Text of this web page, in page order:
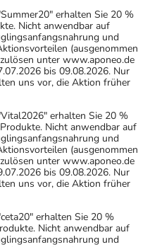
erhalten Sie 20 %
Nicht anwendbar auf
und
(ausgenommen
unter www.aponeo.de
bis 09.08.2026. Nur
uns vor, die Aktion früher
erhalten Sie 20 %
Nicht anwendbar auf
und
(ausgenommen
unter www.aponeo.de
bis 09.08.2026. Nur
uns vor, die Aktion früher
erhalten Sie 20 %
Nicht anwendbar auf
und